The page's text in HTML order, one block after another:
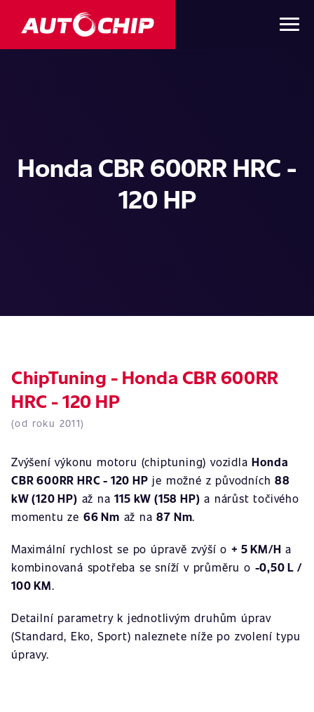
Honda CBR 600RR HRC -
120 HP
ChipTuning - Honda CBR 600RR
HRC - 120 HP
(od roku 2011)
Zvýšení výkonu motoru (chiptuning) vozidlaHonda
CBR 600RR HRC - 120 HP je možné z původních88
kW (120 HP) až na115 kW (158 HP) a nárůst točivého
momentu ze 66 Nm až na87 Nm.
Maximální rychlost se po úpravě zvýší o + 5 KM/H a
kombinovaná spotřeba se sníží v průměru o -0,50 L /
100 KM.
Detailní parametry k jednotlivým druhům úprav
(Standard, Eko, Sport) naleznete níže po zvolení typu
úpravy.